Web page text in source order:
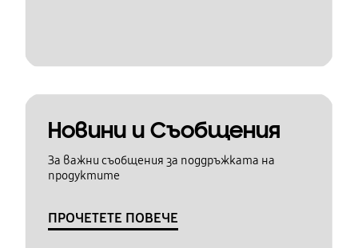
Новини и Съобщения
За важни съобщения за поддръжката на
продуктите
ПРОЧЕТЕТЕ ПОВЕЧЕ